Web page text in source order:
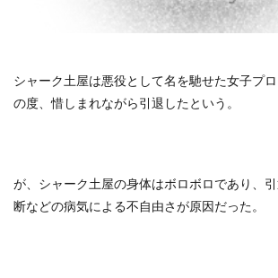
シャーク土屋は悪役として名を馳せた女子プ
の度、惜しまれながら引退したという。
が、シャーク土屋の身体はボロボロであり、
断などの病気による不自由さが原因だった。